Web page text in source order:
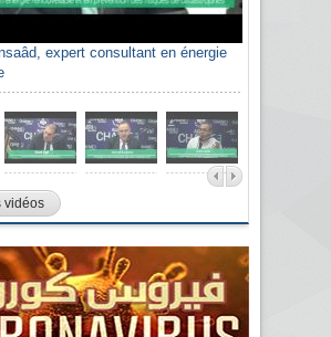
expert consultant en énergie
vidéos